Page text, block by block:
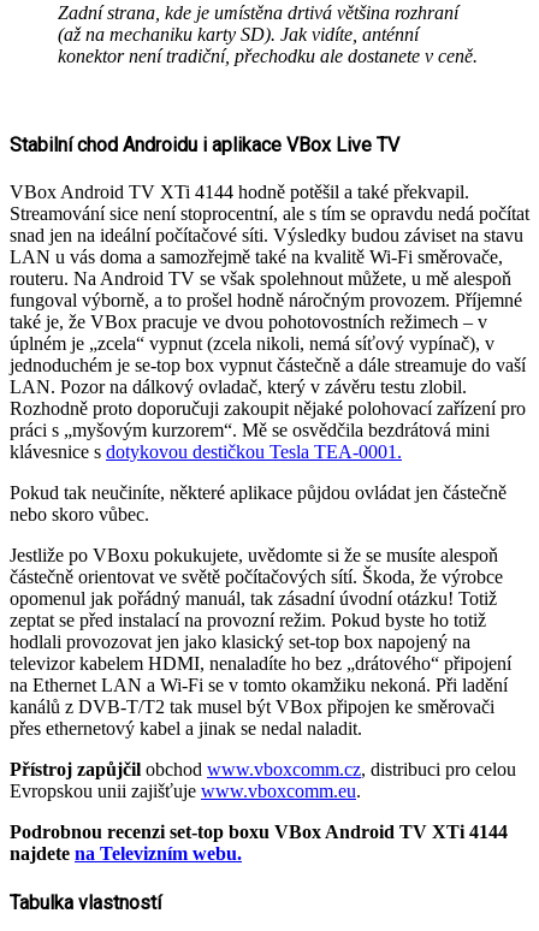
Zadní strana, kde je umístěna drtivá většina rozhraní
(až na mechaniku karty SD). Jak vidíte, anténní
konektor není tradiční, přechodku ale dostanete v ceně.
Stabilní chod Androidu i aplikace VBox Live TV
VBox Android TV XTi 4144 hodně potěšil a také překvapil.
Streamování sice není stoprocentní, ale s tím se opravdu nedá počítat
snad jen na ideální počítačové síti. Výsledky budou záviset na stavu
LAN u vás doma a samozřejmě také na kvalitě Wi-Fi směrovače,
routeru. Na Android TV se však spolehnout můžete, u mě alespoň
fungoval výborně, a to prošel hodně náročným provozem. Příjemné
také je, že VBox pracuje ve dvou pohotovostních režimech – v
úplném je „zcela“ vypnut (zcela nikoli, nemá síťový vypínač), v
jednoduchém je se-top box vypnut částečně a dále streamuje do vaší
LAN. Pozor na dálkový ovladač, který v závěru testu zlobil.
Rozhodně proto doporučuji zakoupit nějaké polohovací zařízení pro
práci s „myšovým kurzorem“. Mě se osvědčila bezdrátová mini
klávesnice s dotykovou destičkou Tesla TEA-0001.
Pokud tak neučiníte, některé aplikace půjdou ovládat jen částečně
nebo skoro vůbec.
Jestliže po VBoxu pokukujete, uvědomte si že se musíte alespoň
částečně orientovat ve světě počítačových sítí. Škoda, že výrobce
opomenul jak pořádný manuál, tak zásadní úvodní otázku! Totiž
zeptat se před instalací na provozní režim. Pokud byste ho totiž
hodlali provozovat jen jako klasický set-top box napojený na
televizor kabelem HDMI, nenaladíte ho bez „drátového“ připojení
na Ethernet LAN a Wi-Fi se v tomto okamžiku nekoná. Při ladění
kanálů z DVB-T/T2 tak musel být VBox připojen ke směrovači
přes ethernetový kabel a jinak se nedal naladit.
Přístroj zapůjčil obchod www.vboxcomm.cz, distribuci pro celou
Evropskou unii zajišťuje www.vboxcomm.eu.
Podrobnou recenzi set-top boxu VBox Android TV XTi 4144
najdete na Televizním webu.
Tabulka vlastností